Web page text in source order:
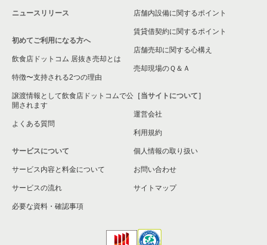
ニュースリリース
初めてご利用になる方へ
飲食店ドットコム 居抜き売却とは
特徴〜支持される2つの理由
譲渡情報として飲食店ドットコムで公
開されます
よくある質問
サービスについて
サービス内容と料金について
サービスの流れ
必要な資料・確認事項
店舗内設備に関するポイント
賃貸借契約に関するポイント
店舗売却に関する心構え
売却現場のＱ＆Ａ
［当サイトについて］
運営会社
利用規約
個人情報の取り扱い
お問い合わせ
サイトマップ